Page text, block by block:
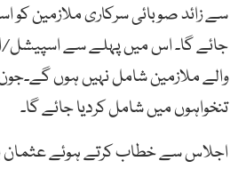
سے زائد صوبائی سرکاری ملازمین کو
جائے گا۔ اس میں پہلے سے اسپیشل/
والے ملازمین شامل نہیں ہوں
تنخواہوں میں شامل کردیا جائے گا۔
اجلاس سے خطاب کرتے ہوئے عثمان